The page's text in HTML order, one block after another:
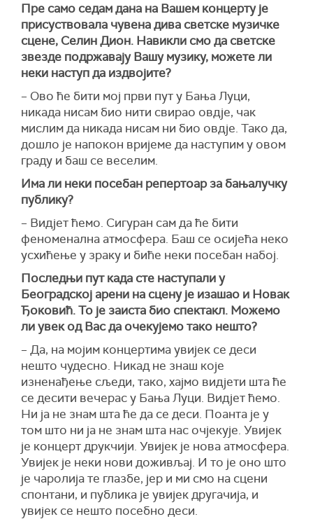
Пре само седам дана на Вашем концерту је
присуствовала чувена дива светске музичке
сцене, Селин Дион. Навикли смо да светске
звезде подржавају Вашу музику, можете ли
неки наступ да издвојите?
– Ово ће бити мој први пут у Бања Луци,
никада нисам био нити свирао овдје, чак
мислим да никада нисам ни био овдје. Тако да,
дошло је напокон вријеме да наступим у овом
граду и баш се веселим.
Има ли неки посебан репертоар за бањалучку
публику?
– Видјет ћемо. Сигуран сам да ће бити
феноменална атмосфера. Баш се осијећа неко
усхићење у зраку и биће неки посебан набој.
Последњи пут када сте наступали у
Београдској арени на сцену је изашао и Новак
Ђоковић. То је заиста био спектакл. Можемо
ли увек од Вас да очекујемо тако нешто?
– Да, на мојим концертима увијек се деси
нешто чудесно. Никад не знаш које
изненађење сљеди, тако, хајмо видјети шта ће
се десити вечерас у Бања Луци. Видјет ћемо.
Ни ја не знам шта ће да се деси. Поанта је у
том што ни ја не знам шта нас очјекује. Увијек
је концерт друкчији. Увијек је нова атмосфера.
Увијек је неки нови доживљај. И то је оно што
је чаролија те глазбе, јер и ми смо на сцени
спонтани, и публика је увијек другачија, и
увијек се нешто посебно деси.